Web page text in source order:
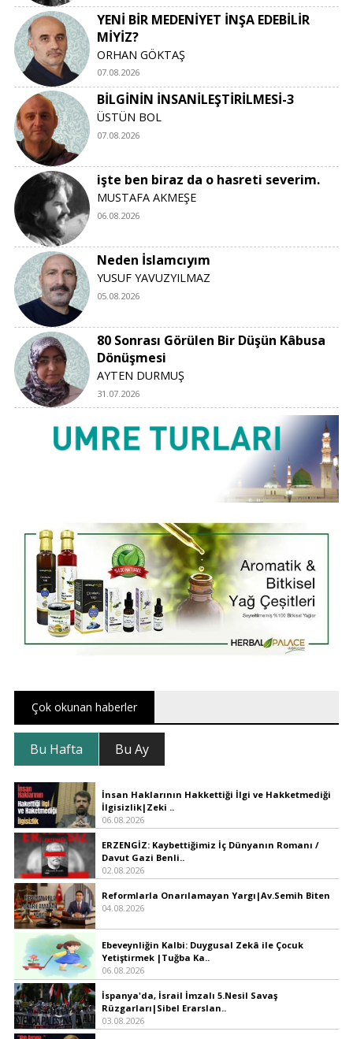
YENİ BİR MEDENİYET İNŞA EDEBİLİR
MİYİZ?
ORHAN GÖKTAŞ
07.08.2026
BİLGİNİN İNSANİLEŞTİRİLMESİ-3
ÜSTÜN BOL
07.08.2026
işte ben biraz da o hasreti severim.
MUSTAFA AKMEŞE
06.08.2026
Neden İslamcıyım
YUSUF YAVUZYILMAZ
05.08.2026
80 Sonrası Görülen Bir Düşün Kâbusa
Dönüşmesi
AYTEN DURMUŞ
31.07.2026
Çok okunan haberler
Bu Hafta Bu Ay
İnsan Haklarının Hakkettiği İlgi ve Hakketmediği
İlgisizlik|Zeki ..
06.08.2026
ERZENGİZ: Kaybettiğimiz İç Dünyanın Romanı /
Davut Gazi Benli..
02.08.2026
Reformlarla Onarılamayan Yargı|Av.Semih Biten
04.08.2026
Ebeveynliğin Kalbi: Duygusal Zekâ ile Çocuk
Yetiştirmek |Tuğba Ka..
06.08.2026
İspanya'da, İsrail İmzalı 5.Nesil Savaş
Rüzgarları|Sibel Erarslan..
03.08.2026